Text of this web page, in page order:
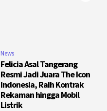
News
Felicia Asal Tangerang
Resmi Jadi Juara The Icon
Indonesia, Raih Kontrak
Rekaman hingga Mobil
Listrik